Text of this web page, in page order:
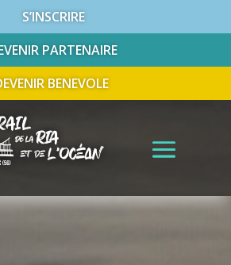
S’INSCRIRE
PARTENAIRE
BENEVOLE